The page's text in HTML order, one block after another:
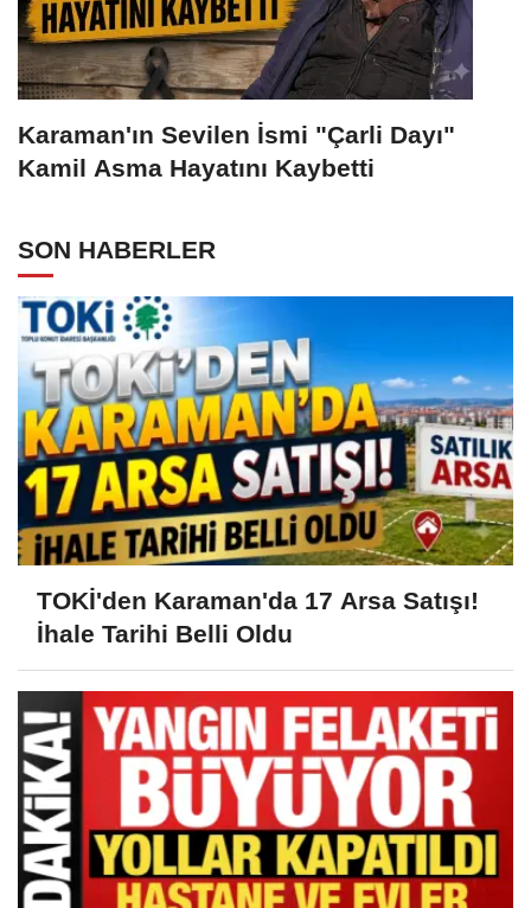
Karaman'ın Sevilen İsmi "Çarli Dayı"
Kamil Asma Hayatını Kaybetti
SON HABERLER
TOKİ'den Karaman'da 17 Arsa Satışı!
İhale Tarihi Belli Oldu